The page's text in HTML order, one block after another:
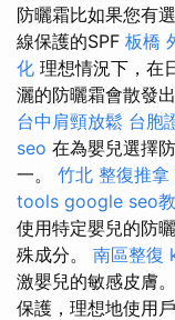
防曬霜比如果您有
線保護的SPF 板橋
化 理想情況下，在
灑的防曬霜會散發
台中肩頸放鬆 台胞
seo 在為嬰兒選擇
一。 竹北 整復推拿
tools google seo
使用特定嬰兒的防
殊成分。 南區整復
激嬰兒的敏感皮膚
保護，理想地使用